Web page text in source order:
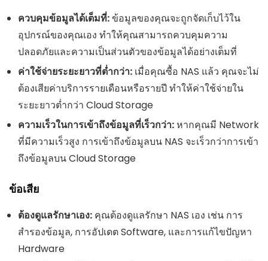
ควบคุมข้อมูลได้เต็มที่:ข้อมูลของคุณจะถูกจัดเก็บไว้ใน
อุปกรณ์ของคุณเอง ทำให้คุณสามารถควบคุมความ
ปลอดภัยและความเป็นส่วนตัวของข้อมูลได้อย่างเต็มที่
ค่าใช้จ่ายระยะยาวที่ต่ำกว่า: เมื่อคุณซื้อ NAS แล้ว คุณจะไม่
ต้องเสียค่าบริการรายเดือนหรือรายปี ทำให้ค่าใช้จ่ายใน
ระยะยาวต่ำกว่า Cloud Storage
ความเร็วในการเข้าถึงข้อมูลที่เร็วกว่า:หากคุณมี Network
ที่มีความเร็วสูง การเข้าถึงข้อมูลบน NAS จะเร็วกว่าการเข้า
ถึงข้อมูลบน Cloud Storage
ข้อเสีย
ต้องดูแลรักษาเอง: คุณต้องดูแลรักษา NAS เอง เช่น การ
สำรองข้อมูล, การอัปเดต Software, และการแก้ไขปัญหา
Hardware